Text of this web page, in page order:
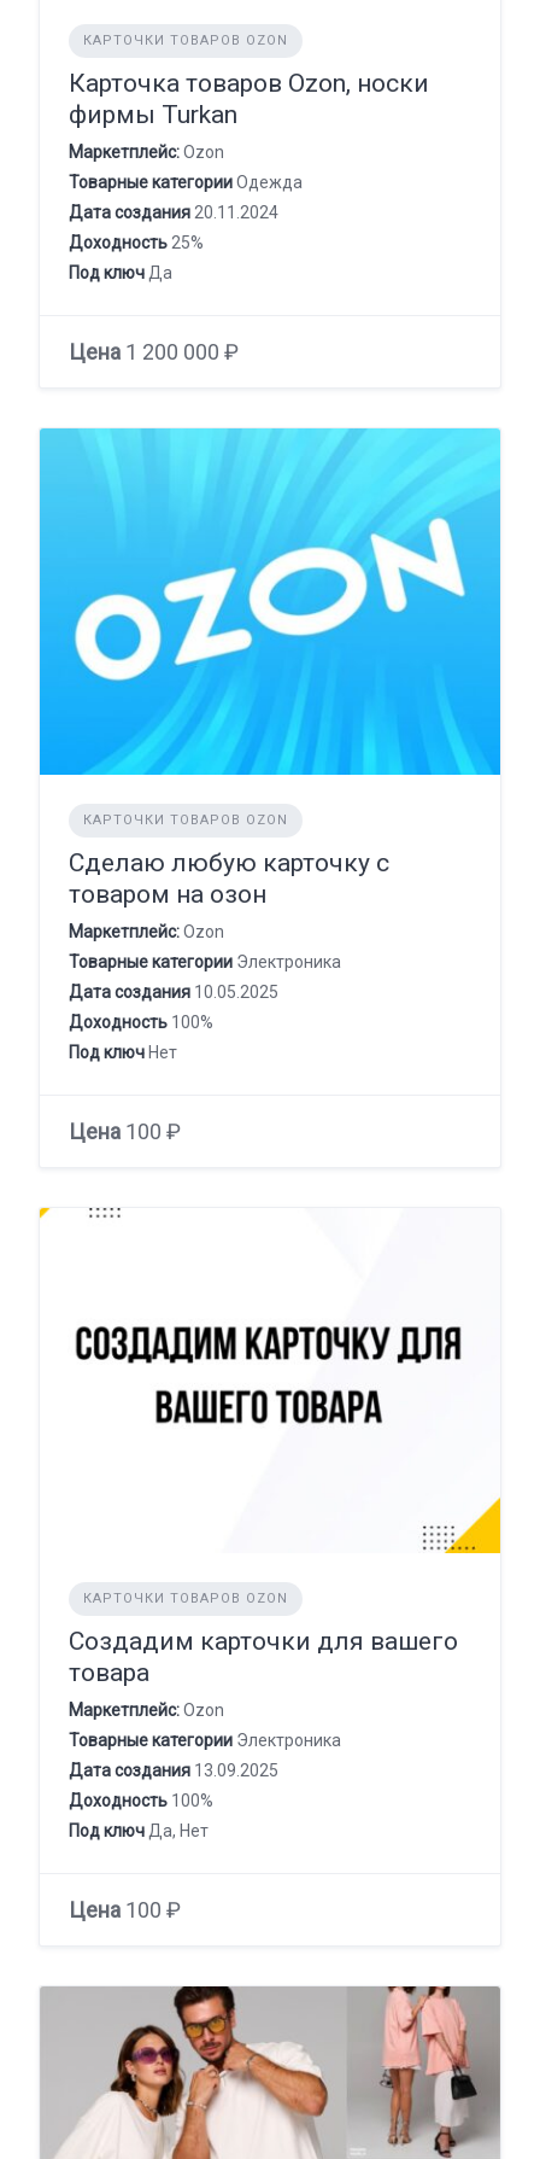
КАРТОЧКИ ТОВАРОВ OZON
Карточка товаров Ozon, носки
фирмы Turkan
Маркетплейс:Ozon
Товарные категорииОдежда
Дата создания 20.11.2024
Доходность 25%
Под ключ Да
Цена 1 200 000 ₽
КАРТОЧКИ ТОВАРОВ OZON
Сделаю любую карточку с
товаром на озон
Маркетплейс:Ozon
Товарные категории Электроника
Дата создания 10.05.2025
Доходность 100%
Под ключНет
Цена 100 ₽
КАРТОЧКИ ТОВАРОВ OZON
Создадим карточки для вашего
товара
Маркетплейс:Ozon
Товарные категории Электроника
Дата создания 13.09.2025
Доходность 100%
Под ключ Да, Нет
Цена 100 ₽